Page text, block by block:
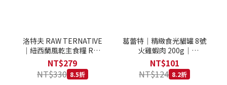
洛特夫 RAW TERNATIVE
｜紐西蘭風乾主食糧 RT3
羊肉 142g｜風乾主食糧 羊
肉 全齡犬 狗飼料
NT$279
NT$330 8.5折
葛蕾特｜精緻食光貓罐 8號
火雞蝦肉 200g｜
GranataPet 200克 主食罐
無穀罐 無膠罐 主食貓罐 德
罐
NT$101
NT$124 8.2折